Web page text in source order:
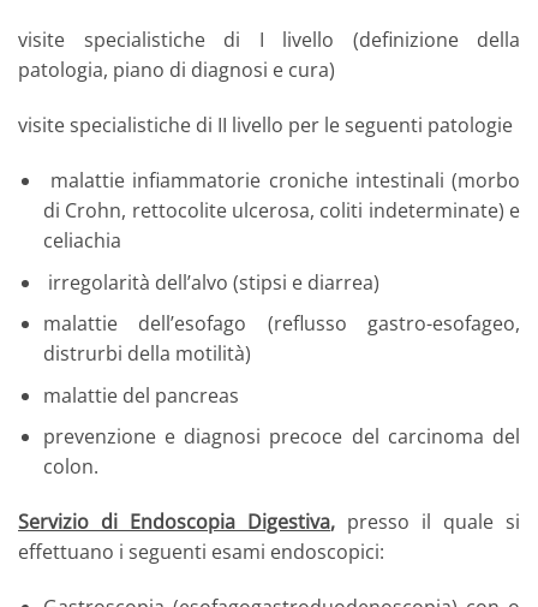
visite specialistiche di I livello (definizione della
patologia, piano di diagnosi e cura)
visite specialistiche di II livello per le seguenti patologie
malattie infiammatorie croniche intestinali (morbo
di Crohn, rettocolite ulcerosa, coliti indeterminate) e
celiachia
irregolarità dell’alvo (stipsi e diarrea)
malattie dell’esofago (reflusso gastro-esofageo,
distrurbi della motilità)
malattie del pancreas
prevenzione e diagnosi precoce del carcinoma del
colon.
Servizio di Endoscopia Digestiva, presso il quale si
effettuano i seguenti esami endoscopici: